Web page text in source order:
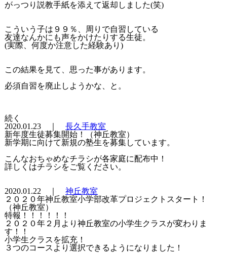
がっつり説教手紙を添えて返却しました(笑)
こういう子は９９％、周りで自習している
友達なんかにも声をかけたりする生徒。
(実際、何度か注意した経験あり)
この結果を見て、思った事があります。
必須自習を廃止しようかな、と。
続く
2020.01.23 ｜ 長久手教室
新年度生徒募集開始！（神丘教室）
新学期に向けて新規の塾生を募集しています。
こんなおちゃめなチラシが各家庭に配布中！
詳しくはチラシをご覧ください。
2020.01.22 ｜ 神丘教室
２０２０年神丘教室小学部改革プロジェクトスタート！
（神丘教室）
特報！！！！！！
２０２０年２月より神丘教室の小学生クラスが変わりま
す！！
小学生クラスを拡充！
３つのコースより選択できるようになりました！